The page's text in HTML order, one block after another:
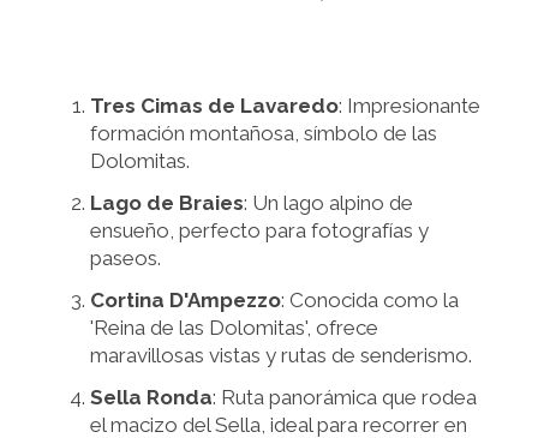
Tres Cimas de Lavaredo: Impresionante
formación montañosa, símbolo de las
Dolomitas.
Lago de Braies: Un lago alpino de
ensueño, perfecto para fotografías y
paseos.
Cortina D'Ampezzo: Conocida como la
'Reina de las Dolomitas', ofrece
maravillosas vistas y rutas de senderismo.
Sella Ronda: Ruta panorámica que rodea
el macizo del Sella, ideal para recorrer en